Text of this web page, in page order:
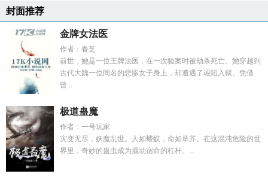
封面推荐
金牌女法医
作者：春芝
前世，她是一位王牌法医，在一次验案时被劫杀死亡。她穿越到
古代大魏一位同名的悲惨女子身上，却遭遇了诬陷入狱。凭借
曾...
极道蛊魔
作者：一号玩家
灾变无尽，妖魔乱世。人如蝼蚁，命如草芥。在这混沌危险的世
界里，奇妙的蛊虫成为撬动宿命的杠杆。...